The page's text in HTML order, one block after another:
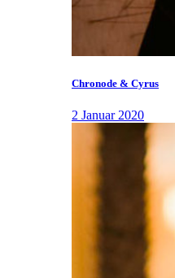
Chronode & Cyrus
2 Januar 2020